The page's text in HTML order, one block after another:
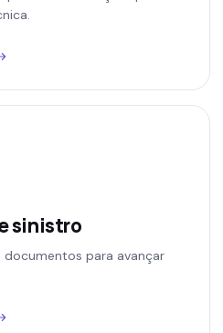
sinistro
documentos para avançar